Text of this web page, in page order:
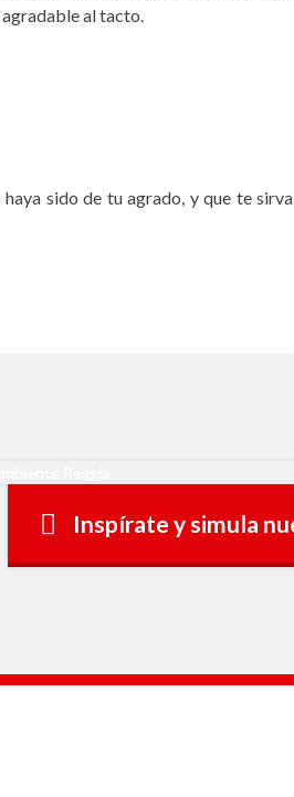
al tacto.
sido de tu agrado, y que te
Inspírate y simula